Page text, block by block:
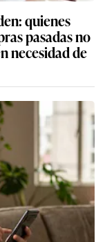
quienes
pasadas no
necesidad de